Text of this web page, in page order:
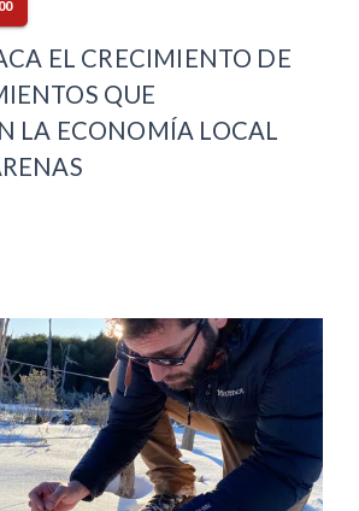
EL CRECIMIENTO DE
QUE
LA ECONOMÍA LOCAL